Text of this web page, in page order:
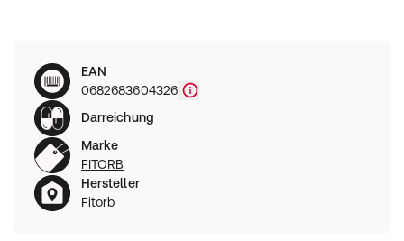
EAN
0682683604326
Darreichung
Marke
FITORB
Hersteller
Fitorb